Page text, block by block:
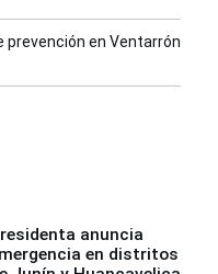
prevención en Ventarrón
anuncia
en distritos